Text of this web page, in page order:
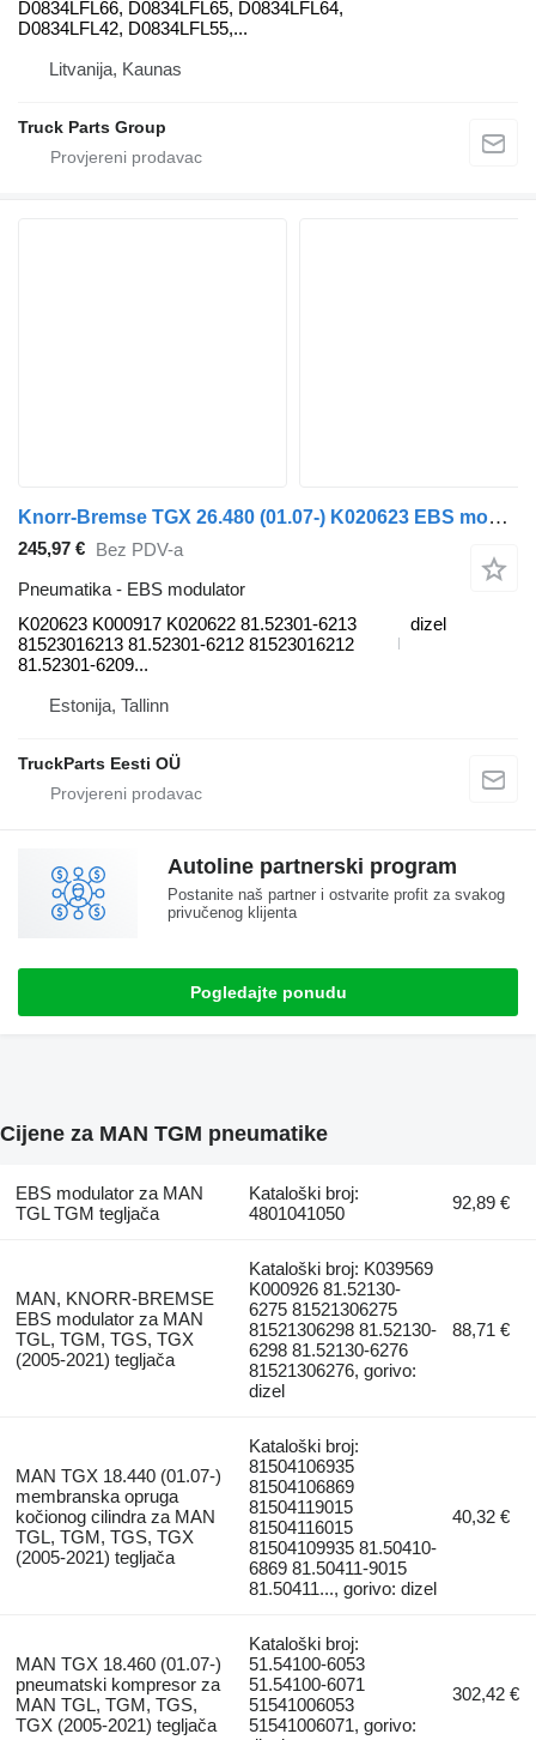
D0834LFL66, D0834LFL65, D0834LFL64,
D0834LFL42, D0834LFL55,...
Litvanija, Kaunas
Truck Parts Group
Knorr-Bremse TGX 26.480 (01.07-) K020623 EBS modulator za MAN TGL, TGM, TGS, TGX (2005-2021) tegljača
245,97 € Bez PDV-a
Pneumatika - EBS modulator
K020623 K000917 K020622 81.52301-6213
81523016213 81.52301-6212 81523016212
81.52301-6209...
dizel
Estonija, Tallinn
TruckParts Eesti OÜ
Autoline partnerski program
Postanite naš partner i ostvarite profit za svakog
privučenog klijenta
Pogledajte ponudu
Cijene za MAN TGM pneumatikе
EBS modulator za MAN
TGL TGM tegljača
Kataloški broj:
4801041050
92,89 €
MAN, KNORR-BREMSE
EBS modulator za MAN
TGL, TGM, TGS, TGX
(2005-2021) tegljača
Kataloški broj: K039569
K000926 81.52130-
6275 81521306275
81521306298 81.52130-
6298 81.52130-6276
81521306276, gorivo:
dizel
88,71 €
MAN TGX 18.440 (01.07-)
membranska opruga
kočionog cilindra za MAN
TGL, TGM, TGS, TGX
(2005-2021) tegljača
Kataloški broj:
81504106935
81504106869
81504119015
81504116015
81504109935 81.50410-
6869 81.50411-9015
81.50411..., gorivo: dizel
40,32 €
MAN TGX 18.460 (01.07-)
pneumatski kompresor za
MAN TGL, TGM, TGS,
TGX (2005-2021) tegljača
Kataloški broj:
51.54100-6053
51.54100-6071
51541006053
51541006071, gorivo:
302,42 €